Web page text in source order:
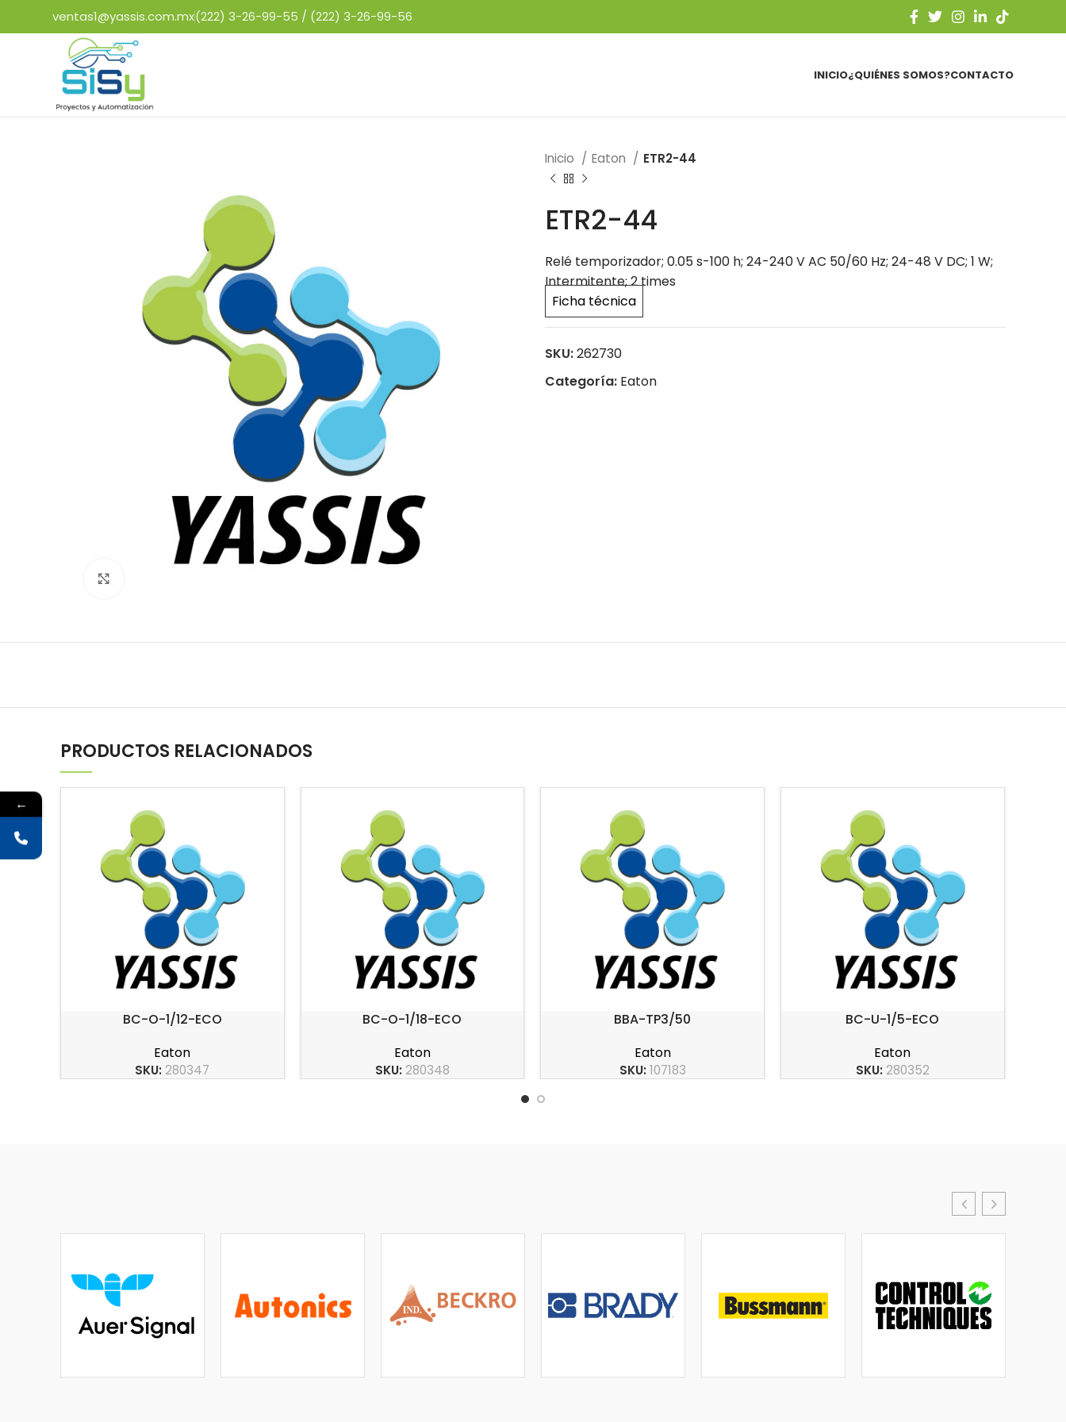
ventas1@yassis.com.mx(222) 3-26-99-55 / (222) 3-26-99-56
INICIO¿QUIÉNES SOMOS?CONTACTO
Inicio Eaton ETR2-44
ETR2-44
Relé temporizador; 0.05 s-100 h; 24-240 V AC 50/60 Hz; 24-48 V DC; 1 W;
Intermitente; 2 times
Ficha técnica
SKU:262730
Categoría: Eaton
PRODUCTOS RELACIONADOS
BC-O-1/12-ECO
Eaton
SKU:280347
BC-O-1/18-ECO
Eaton
SKU:280348
BBA-TP3/50
Eaton
SKU:107183
BC-U-1/5-ECO
Eaton
SKU:280352
←